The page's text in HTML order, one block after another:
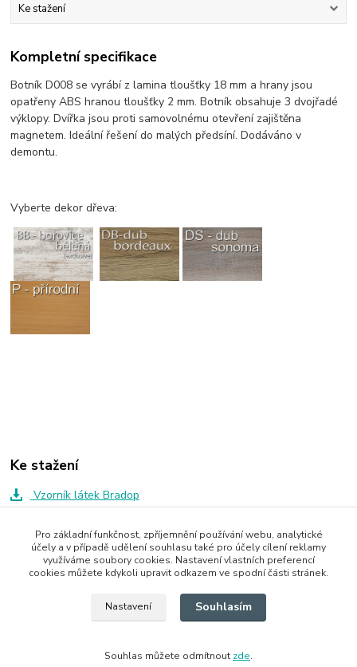
Ke stažení
Kompletní specifikace
Botník D008 se vyrábí z lamina tloušťky 18 mm a hrany jsou
opatřeny ABS hranou tloušťky 2 mm. Botník obsahuje 3 dvojřadé
výklopy. Dvířka jsou proti samovolnému otevření zajištěna
magnetem. Ideální řešení do malých předsíní. Dodáváno v
demontu.
Vyberte dekor dřeva:
Ke stažení
Vzorník látek Bradop
Zboží zařazeno v kategoriích
Pro základní funkčnost, zpříjemnění používání webu, analytické
účely a v případě udělení souhlasu také pro účely cílení reklamy
využíváme soubory cookies. Nastavení vlastních preferencí
cookies můžete kdykoli upravit odkazem ve spodní části stránek.
Nastavení Souhlasím
Souhlas můžete odmítnout zde.